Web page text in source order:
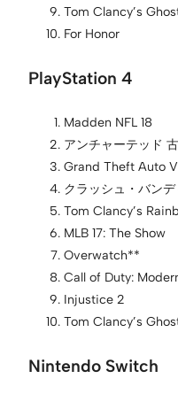
Tom Clancy’s
For Honor
PlayStation 4
Madden NFL 18
アンチャーテッド
Grand Theft Auto V
クラッシュ・バン
Tom Clancy’s
MLB 17: The Show
Overwatch**
Call of Duty:
Injustice 2
Tom Clancy’s
Nintendo Switch